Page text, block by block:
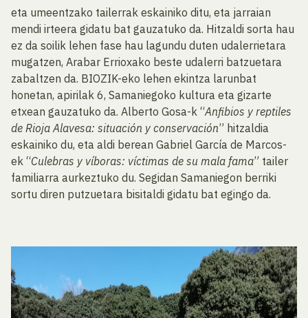
eta umeentzako tailerrak eskainiko ditu, eta jarraian
mendi irteera gidatu bat gauzatuko da. Hitzaldi sorta hau
ez da soilik lehen fase hau lagundu duten udalerrietara
mugatzen, Arabar Errioxako beste udalerri batzuetara
zabaltzen da. BIOZIK-eko lehen ekintza larunbat
honetan, apirilak 6, Samaniegoko kultura eta gizarte
etxean gauzatuko da. Alberto Gosa-k “Anfibios y reptiles
de Rioja Alavesa: situación y conservación” hitzaldia
eskainiko du, eta aldi berean Gabriel García de Marcos-
ek “Culebras y víboras: víctimas de su mala fama” tailer
familiarra aurkeztuko du. Segidan Samaniegon berriki
sortu diren putzuetara bisitaldi gidatu bat egingo da.